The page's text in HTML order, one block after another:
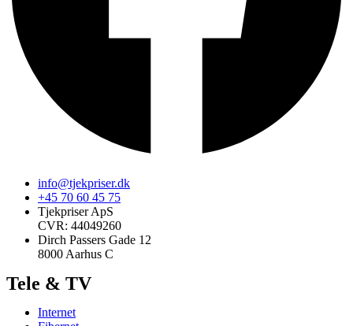
info@tjekpriser.dk
+45 70 60 45 75
Tjekpriser ApS
CVR: 44049260
Dirch Passers Gade 12
8000 Aarhus C
Tele & TV
Internet